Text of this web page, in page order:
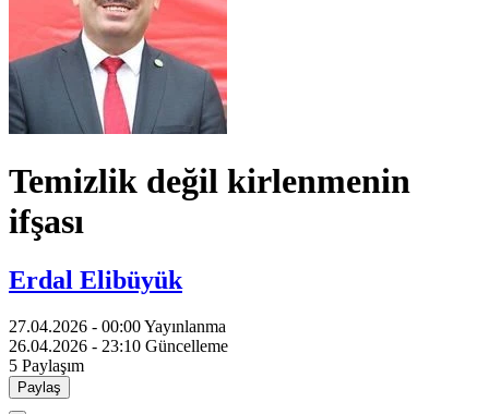
Temizlik değil kirlenmenin
ifşası
Erdal Elibüyük
27.04.2026 - 00:00Yayınlanma
26.04.2026 - 23:10 Güncelleme
5 Paylaşım
Paylaş